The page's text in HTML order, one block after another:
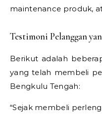
maintenance produk,
Testimoni Pelanggan
Berikut adalah
yang telah membeli
Bengkulu Tengah:
“Sejak membeli